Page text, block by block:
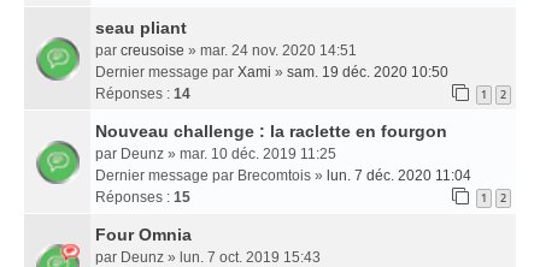
seau pliant
par creusoise » mar. 24 nov. 2020 14:51
Dernier message par Xami » sam. 19 déc. 2020 10:50
Réponses : 14 1 2
Nouveau challenge : la raclette en fourgon
par Deunz » mar. 10 déc. 2019 11:25
Dernier message par Brecomtois » lun. 7 déc. 2020 11:04
Réponses : 15 1 2
Four Omnia
par Deunz » lun. 7 oct. 2019 15:43